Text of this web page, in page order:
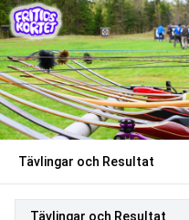
Tävlingar och Resultat
Tävlingar och Resultat